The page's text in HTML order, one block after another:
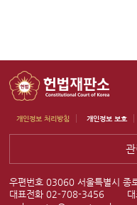
개인정보 처리방침 개인정보 보호
우편번호 03060 서울특별시 종
대표전화 02-708-3456